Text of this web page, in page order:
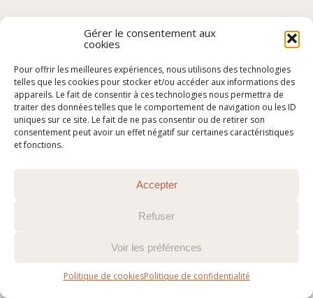
Gérer le consentement aux
cookies
Pour offrir les meilleures expériences, nous utilisons des technologies
telles que les cookies pour stocker et/ou accéder aux informations des
appareils. Le fait de consentir à ces technologies nous permettra de
traiter des données telles que le comportement de navigation ou les ID
uniques sur ce site. Le fait de ne pas consentir ou de retirer son
consentement peut avoir un effet négatif sur certaines caractéristiques
et fonctions.
Accepter
Refuser
Voir les préférences
Politique de cookiesPolitique de confidentialité